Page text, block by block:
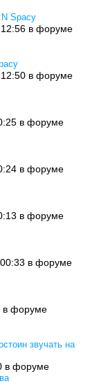
Spacy
в форуме
в форуме
в форуме
в форуме
в форуме
в форуме
в форуме
звучать на
в форуме